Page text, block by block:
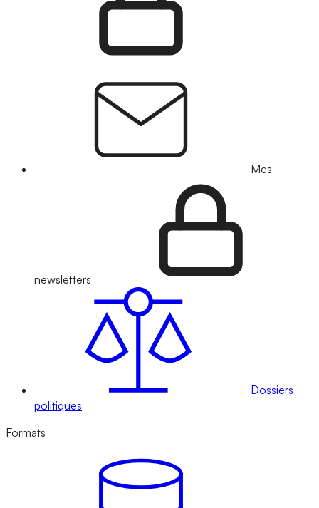
Mes
newsletters
Dossiers
politiques
Formats